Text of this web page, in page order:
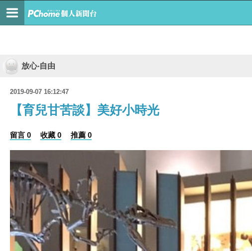
放心‧自由
2019-09-07 16:12:47
【育兒甘苦談】美好小時光
留言 0 收藏 0 推薦 0